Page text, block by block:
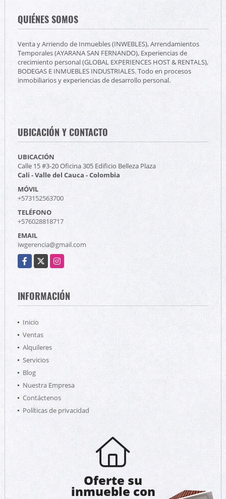
QUIÉNES SOMOS
Venta y Arriendo de Inmuebles (INWEBLES), Arrendamientos
Temporales (AYARANA SAN FERNANDO), Experiencias de
crecimiento personal (GLOBAL EXPERIENCES HOST & RENTALS),
BODEGAS E INMUEBLES INDUSTRIALES. Todo en procesos
inmobiliarios y experiencias de desarrollo personal.
UBICACIÓN Y CONTACTO
UBICACIÓN
Calle 15 #3-20 Oficina 305 Edificio Belleza Plaza
Cali - Valle del Cauca - Colombia
MÓVIL
+573152563700
TELÉFONO
+576028818717
EMAIL
iwgerencia@gmail.com
Facebook
X Instagram
INFORMACIÓN
Inicio
Ventas
Alquileres
Servicios
Blog
Nuestra Empresa
Contáctenos
Políticas de privacidad
Oferte su
inmueble con